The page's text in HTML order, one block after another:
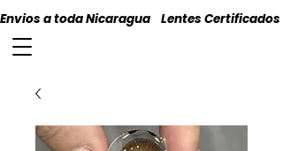
Envios a toda Nicaragua    Lentes Certificados